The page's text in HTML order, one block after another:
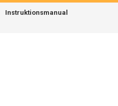
Instruktionsmanual